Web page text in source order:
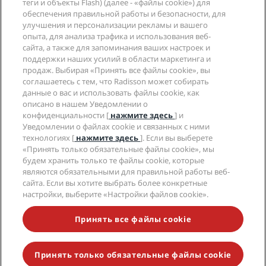
Новые и будущие отели
Приложение Radisson Hotels
Отели со статусом Sports Approved
Отели для семейного отдыха
Охрана здоровья и безопасность
Radisson Hotel Group
СМИ
Вакансии в RHG
Вакансии в PPHE
Вакансии в EHL
The Club by RHG
Возможности развития
Социально ответственный бизнес
Закупки
Юридическая информация
Центр конфиденциальности
Правовая оговорка
Условия и положения программы Radisson Rewards
Соглашение о пользовании сайтом
Цифровая доступность
Заявление о современном рабстве
Помощь
Уведомления для клиентов
Контактная информация
Часто задаваемые вопросы
Карта сайта
Социальные сети
Бренды Radisson Hotels
НЕ ПРОПУСТИТЕ НАШИ ПРЕДЛОЖЕНИЯ,
ПОЛЬЗУЮЩИЕСЯ НАИБОЛЬШЕЙ ПОПУЛЯРНОСТЬЮ
© 2026 Radisson Hotel Group.Все права защищены. RHG Radisson
теги и объекты Flash) (далее - «файлы cookie») для
обеспечения правильной работы и безопасности, для
улучшения и персонализации рекламы и вашего
опыта, для анализа трафика и использования веб-
сайта, а также для запоминания ваших настроек и
поддержки наших усилий в области маркетинга и
продаж. Выбирая «Принять все файлы cookie», вы
соглашаетесь с тем, что Radisson может собирать
данные о вас и использовать файлы cookie, как
описано в нашем Уведомлении о
конфиденциальности [ нажмите здесь] и
Уведомлении о файлах cookie и связанных с ними
технологиях [ нажмите здесь]. Если вы выберете
«Принять только обязательные файлы cookie», мы
будем хранить только те файлы cookie, которые
являются обязательными для правильной работы веб-
сайта. Если вы хотите выбрать более конкретные
настройки, выберите «Настройки файлов cookie».
Принять все файлы cookie
Принять только обязательные файлы cookie